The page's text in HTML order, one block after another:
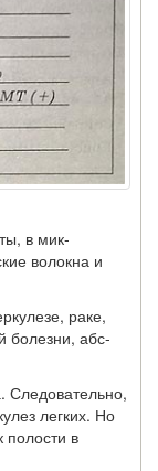
в мик­
волокна и
раке,
болезни, абс­
Следователь­но,
легких. Но
полости в